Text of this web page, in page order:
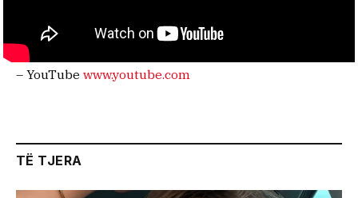
– YouTube www.youtube.com
TË TJERA